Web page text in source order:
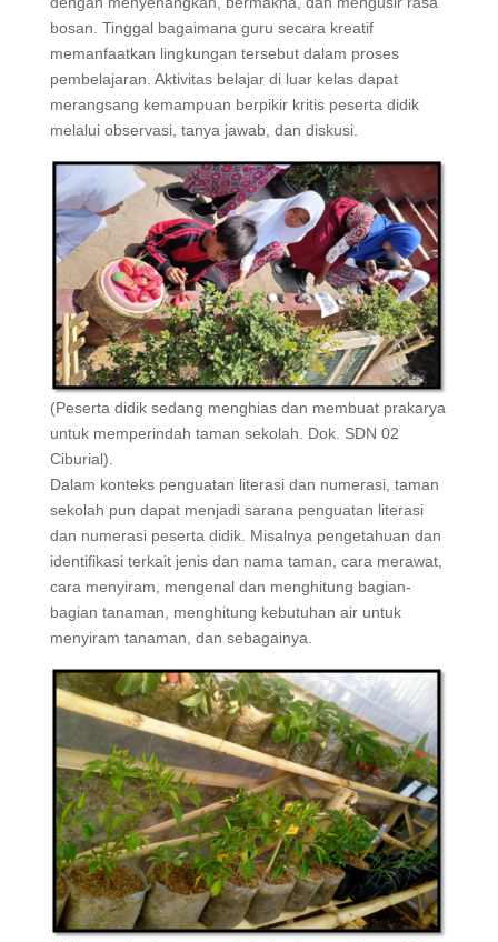
bosan. Tinggal bagaimana guru secara kreatif
memanfaatkan lingkungan tersebut dalam proses
pembelajaran. Aktivitas belajar di luar kelas dapat
merangsang kemampuan berpikir kritis peserta didik
melalui observasi, tanya jawab, dan diskusi.
(Peserta didik sedang menghias dan membuat prakarya
untuk memperindah taman sekolah. Dok. SDN 02
Ciburial).
Dalam konteks penguatan literasi dan numerasi, taman
sekolah pun dapat menjadi sarana penguatan literasi
dan numerasi peserta didik. Misalnya pengetahuan dan
identifikasi terkait jenis dan nama taman, cara merawat,
cara menyiram, mengenal dan menghitung bagian-
bagian tanaman, menghitung kebutuhan air untuk
menyiram tanaman, dan sebagainya.